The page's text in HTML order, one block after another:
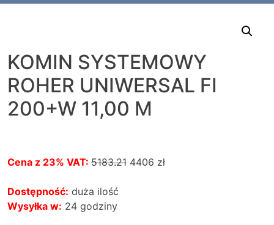
KOMIN SYSTEMOWY
ROHER UNIWERSAL FI
200+W 11,00 M
Cena z 23% VAT: 5183.21 4406 zł
Dostępność: duża ilość
Wysyłka w: 24 godziny